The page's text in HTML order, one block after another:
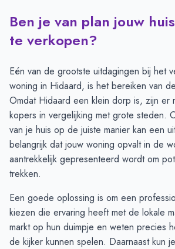
Ben je van plan jouw
te verkopen?
Eén van de grootste uitdagingen bij het
woning in Hidaard, is het bereiken van
Omdat Hidaard een klein dorp is, zijn er
kopers in vergelijking met grote steden.
van je huis op de juiste manier kan een
belangrijk dat jouw woning opvalt in de
aantrekkelijk gepresenteerd wordt om
trekken.
Een goede oplossing is om een
kiezen die ervaring heeft met de lokale
markt op hun duimpje en weten precies
de kijker kunnen spelen. Daarnaast kun